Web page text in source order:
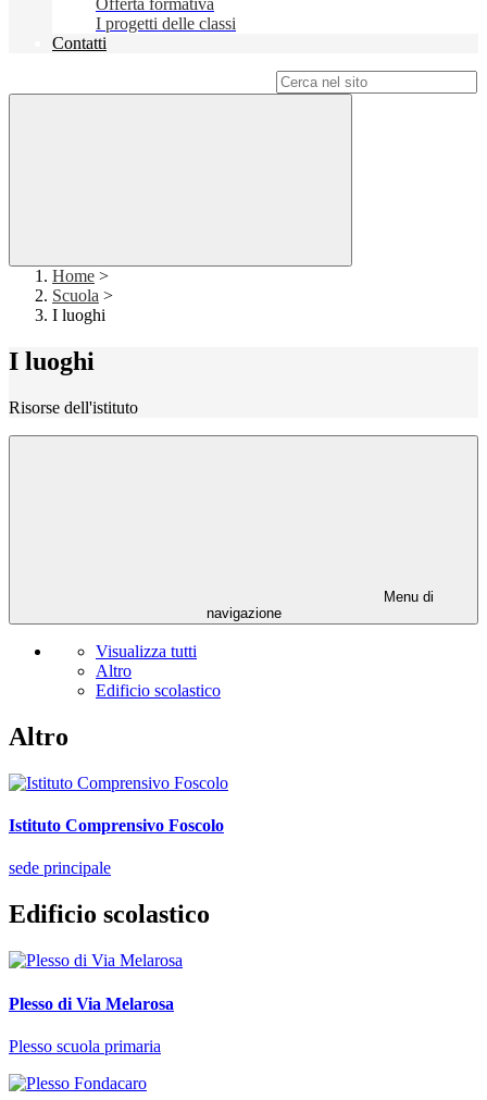
Offerta formativa
I progetti delle classi
Contatti
Home >
Scuola >
I luoghi
I luoghi
Risorse dell'istituto
Menu di
navigazione
Visualizza tutti
Altro
Edificio scolastico
Altro
Istituto Comprensivo Foscolo
sede principale
Edificio scolastico
Plesso di Via Melarosa
Plesso scuola primaria